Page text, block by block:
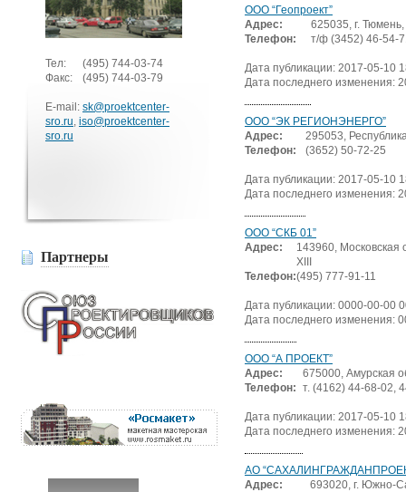
Тел: (495) 744-03-74
Факс:
(495) 744-03-79
E-mail: sk@proektcenter-
sro.ru, iso@proektcenter-
sro.ru
Партнеры
ООО “Геопроект”
Адрес:
625035, г.
Телефон:
т/ф (3452) 46-54-
Дата публикации: 2017-05-10
Дата последнего изменения:
ООО “ЭК РЕГИОНЭНЕРГО”
Адрес:
295053,
Телефон:
(3652) 50-72-25
Дата публикации: 2017-05-10
Дата последнего изменения:
ООО “СКБ 01”
Адрес:
143960, Московская
ХIII
Телефон:(495) 777-91-11
Дата публикации: 0000-00-00
Дата последнего изменения:
ООО “А ПРОЕКТ”
Адрес:
675000, Амурская
Телефон: т. (4162) 44-68-02,
Дата публикации: 2017-05-10
Дата последнего изменения:
АО
Адрес:
693020, г. Южно-